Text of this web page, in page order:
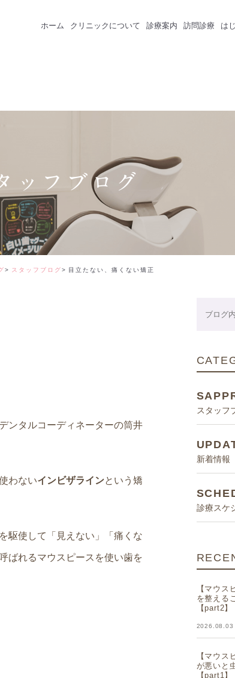
ホーム クリニックについて 診療案内
矯正治療
ホワイトニング
デンタルコーディネーター
訪問診療 は
ッフブログ
スタッフブログ 目立たない、痛くない矯正
ンタルコーディネーターの筒井
わないインビザラインという矯
駆使して「見えない」「痛くな
ばれるマウスピースを使い歯を
スタッフ
新着情報
診療スケ
【マウ
を整える
【part2】
2026.08.03
【マウ
が悪いと
【part1】